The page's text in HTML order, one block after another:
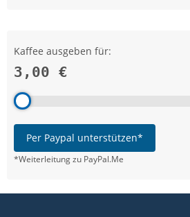
Kaffee ausgeben für:
3,00 €
Per Paypal unterstützen*
*Weiterleitung zu PayPal.Me